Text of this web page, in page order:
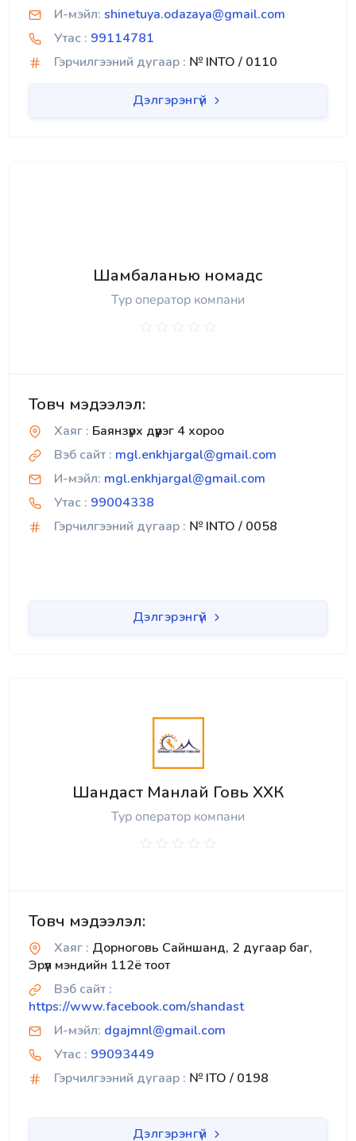
И-мэйл: shinetuya.odazaya@gmail.com
Утас : 99114781
Гэрчилгээний дугаар : № INTO / 0110
Дэлгэрэнгүй
Шамбаланью номадс
Тур оператор компани
Товч мэдээлэл:
Хаяг : Баянзүрх дүүрэг 4 хороо
Вэб сайт : mgl.enkhjargal@gmail.com
И-мэйл: mgl.enkhjargal@gmail.com
Утас : 99004338
Гэрчилгээний дугаар : № INTO / 0058
Дэлгэрэнгүй
Шандаст Манлай Говь ХХК
Тур оператор компани
Товч мэдээлэл:
Хаяг : Дорноговь Сайншанд, 2 дугаар баг,
Эрүүл мэндийн 112ё тоот
Вэб сайт :
https://www.facebook.com/shandast
И-мэйл: dgajmnl@gmail.com
Утас : 99093449
Гэрчилгээний дугаар : № ITO / 0198
Дэлгэрэнгүй